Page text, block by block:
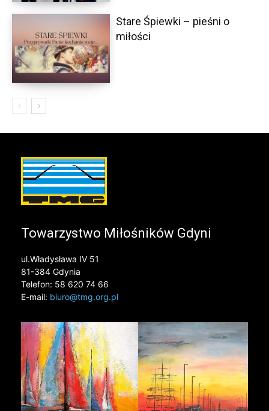
Stare Śpiewki – pieśni o
miłości
Towarzystwo Miłośników Gdyni
ul.Władysława IV 51
81-384 Gdynia
Telefon: 58 620 74 66
E-mail: biuro@tmg.org.pl